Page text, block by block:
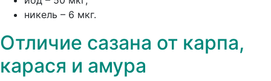
никель – 6 мкг.
Отличие сазана от карпа,
карася и амура